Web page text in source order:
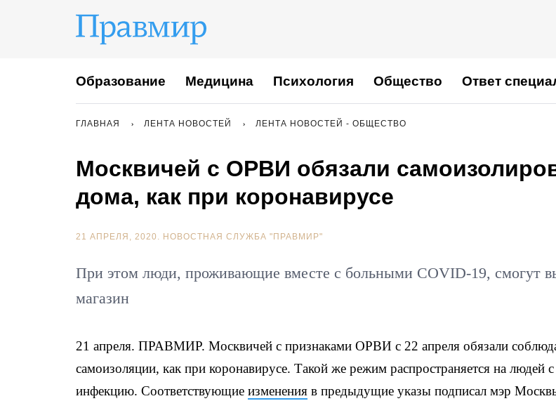
Образование Медицина Психология Общество Ответ
ГЛАВНАЯ ЛЕНТА НОВОСТЕЙ ЛЕНТА НОВОСТЕЙ - ОБЩЕСТВО
Москвичей с ОРВИ обязали
дома, как при коронавирусе
21 АПРЕЛЯ, 2020. НОВОСТНАЯ СЛУЖБА "ПРАВМИР"
При этом люди, проживающие вместе с больными COVID-19, смогут
магазин
21 апреля. ПРАВМИР. Москвичей с признаками ОРВИ с 22 апреля обязали
самоизоляции, как при коронавирусе. Такой же режим распространяется на людей
инфекцию. Соответствующие изменения в предыдущие указы подписал мэр